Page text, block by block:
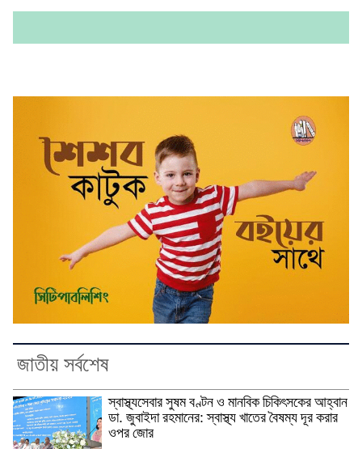
জাতীয় সর্বশেষ
স্বাস্থ্যসেবার সুষম বণ্টন ও মানবিক চিকিৎসকের আহ্বান
ডা. জুবাইদা রহমানের: স্বাস্থ্য খাতের বৈষম্য দূর করার
ওপর জোর